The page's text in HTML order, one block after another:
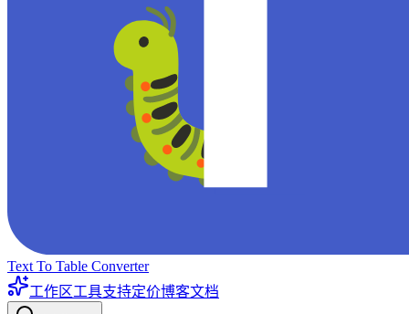
Text To Table Converter
工作区工具支持定价博客文档